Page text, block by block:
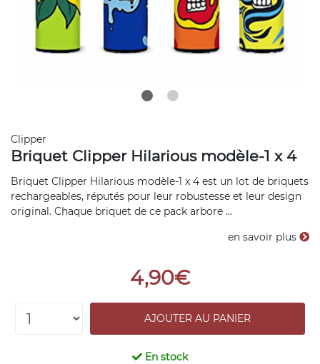
Clipper
Briquet Clipper Hilarious modèle-1 x 4
Briquet Clipper Hilarious modèle-1 x 4 est un lot de briquets
rechargeables, réputés pour leur robustesse et leur design
original. Chaque briquet de ce pack arbore ...
en savoir plus
4,90€
En stock